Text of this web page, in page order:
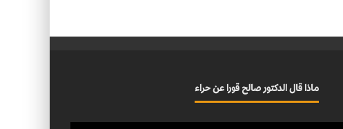
ماذا قال الدكتور صالح قورا عن حراء